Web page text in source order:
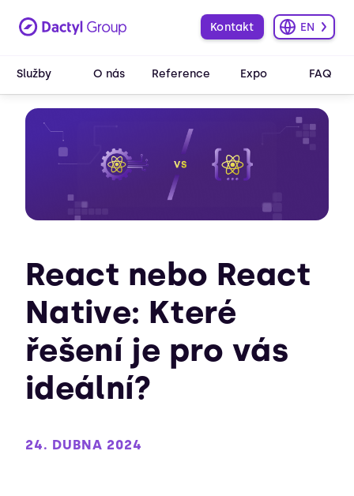
Služby O nás Reference Expo FAQ
Kontakt EN
React nebo React
Native: Které
řešení je pro vás
ideální?
24. DUBNA 2024